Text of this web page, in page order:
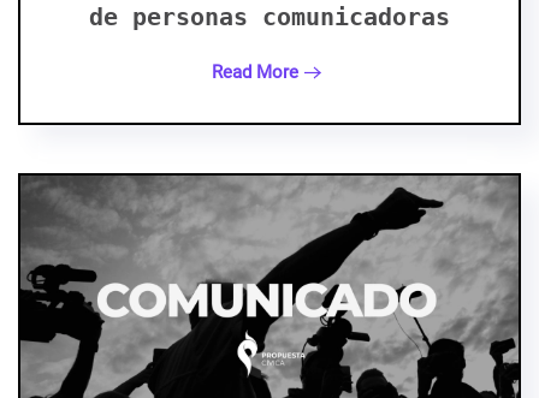
de personas comunicadoras
Read More